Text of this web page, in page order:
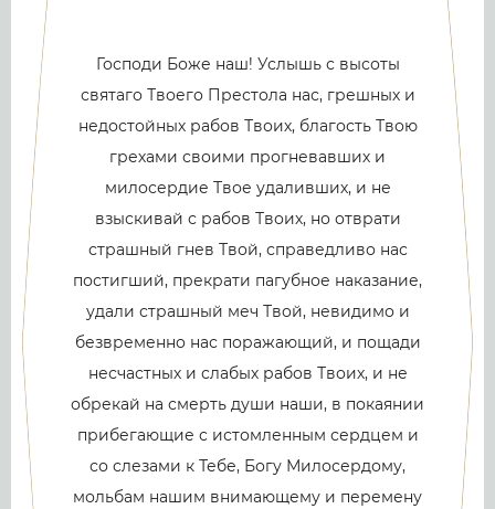
Господи Боже наш! Услышь с высоты
святаго Твоего Престола нас, грешных и
недостойных рабов Твоих, благость Твою
грехами своими прогневавших и
милосердие Твое удаливших, и не
взыскивай с рабов Твоих, но отврати
страшный гнев Твой, справедливо нас
постигший, прекрати пагубное наказание,
удали страшный меч Твой, невидимо и
безвременно нас поражающий, и пощади
несчастных и слабых рабов Твоих, и не
обрекай на смерть души наши, в покаянии
прибегающие с истомленным сердцем и
со слезами к Тебе, Богу Милосердому,
мольбам нашим внимающему и перемену